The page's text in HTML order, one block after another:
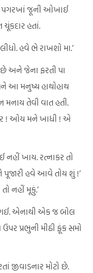
પગરખાં જૂની ઓખાઈ
હતાં.
હવે ભે રાખશો મા.’
અને જેના ફરતી પા
આ મનુષ્ય હાથોહાથ
તેવી વાત હતી.
! ઓય મને ખાધી ! એ
ખાય. રત્નાકર તો
હવે આવે તોય શું !’
નહીં મૂકું.’
એનાથી એક જ બોલ
પ્રભુની મીઠી ફૂંક સમો
જીવાડનાર મોટો છે.